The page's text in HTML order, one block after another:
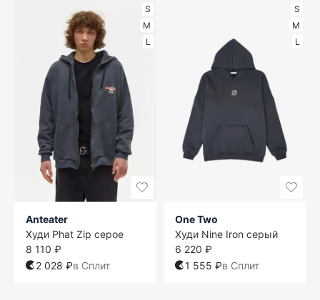
S
M
L
Anteater
Худи Phat Zip серое
8 110 ₽
2 028 ₽в Сплит
S
M
L
One Two
Худи Nine Iron серый
6 220 ₽
1 555 ₽в Сплит